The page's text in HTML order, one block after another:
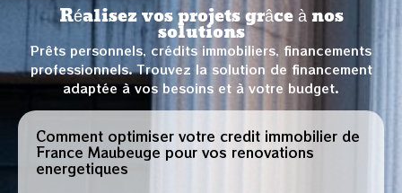
Réalisez vos projets grâce à nos
solutions
Prêts personnels, crédits immobiliers, financements
professionnels. Trouvez la solution de financement
adaptée à vos besoins et à votre budget.
Comment optimiser votre credit immobilier de
France Maubeuge pour vos renovations
energetiques